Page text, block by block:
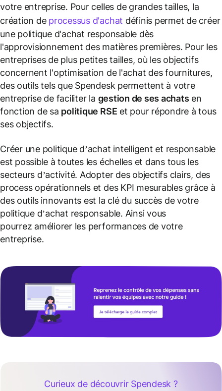
votre entreprise. Pour celles de grandes tailles, la
création de processus d'achat définis permet de créer
une politique d'achat responsable dès
l'approvisionnement des matières premières. Pour les
entreprises de plus petites tailles, où les objectifs
concernent l'optimisation de l'achat des fournitures,
des outils tels que Spendesk permettent à votre
entreprise de faciliter la gestion de ses achats en
fonction de sa politique RSE et pour répondre à tous
ses objectifs.
Créer une politique d’achat intelligent et responsable
est possible à toutes les échelles et dans tous les
secteurs d’activité. Adopter des objectifs clairs, des
process opérationnels et des KPI mesurables grâce à
des outils innovants est la clé du succès de votre
politique d’achat responsable. Ainsi vous
pourrez améliorer les performances de votre
entreprise.
Curieux de découvrir Spendesk ?